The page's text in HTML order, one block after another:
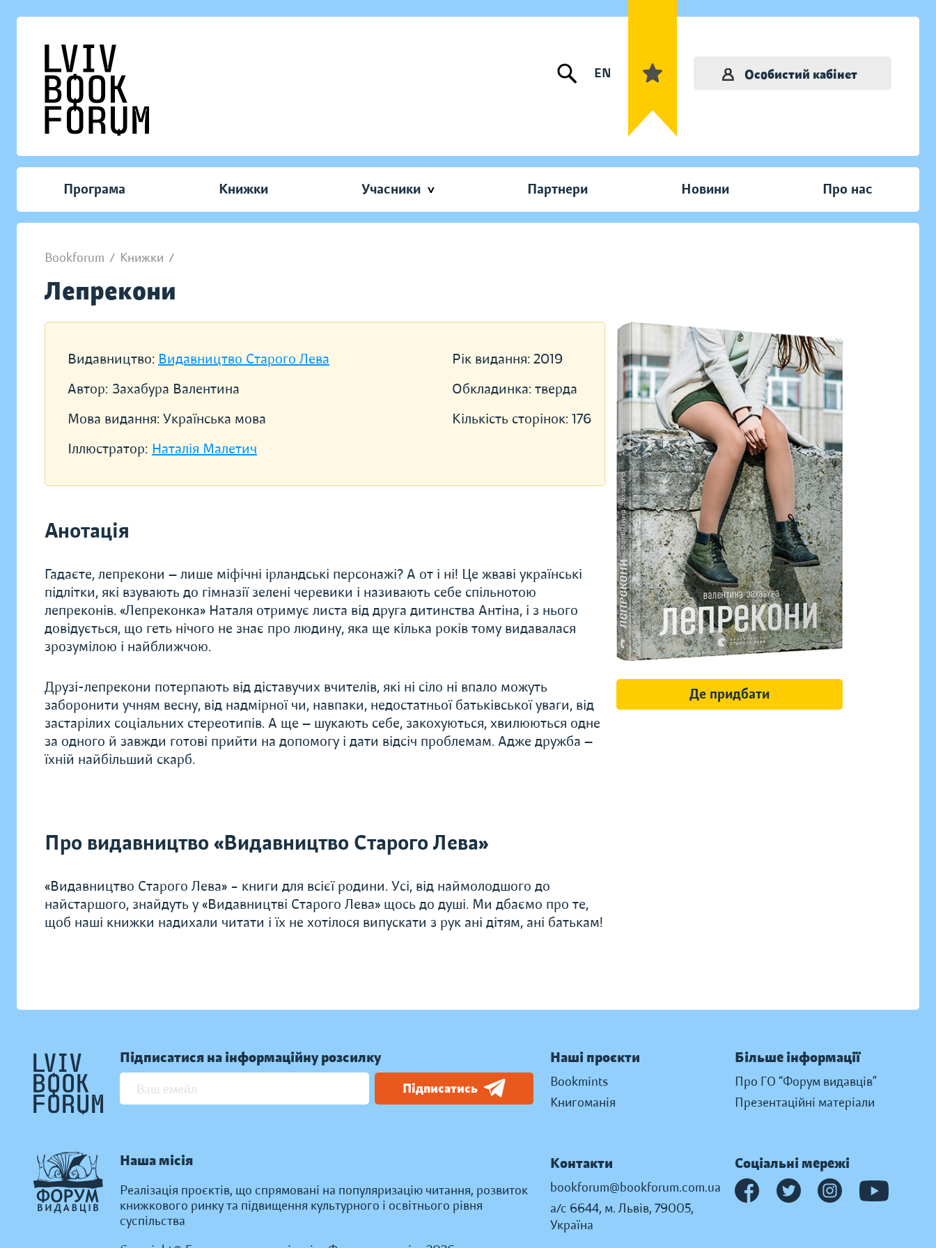
EN Особистий кабінет
Програма Книжки Учасники Партнери Новини Про нас
Bookforum / Книжки /
Лепрекони
Видавництво: Видавництво Старого Лева
Автор: Захабура Валентина
Мова видання: Українська мова
Іллюстратор: Наталія Малетич
Рік видання: 2019
Обкладинка: тверда
Кількість сторінок: 176
Анотація
Гадаєте, лепрекони — лише міфічні ірландські персонажі? А от і ні! Це жваві українські
підлітки, які взувають до гімназії зелені черевики і називають себе спільнотою
лепреконів. «Лепреконка» Наталя отримує листа від друга дитинства Антіна, і з нього
довідується, що геть нічого не знає про людину, яка ще кілька років тому видавалася
зрозумілою і найближчою.
Друзі-лепрекони потерпають від діставучих вчителів, які ні сі­ло ні впало можуть
заборонити учням весну, від надмірної чи, навпаки, недостатньої батьківської уваги, від
застарілих соціальних стереотипів. А ще — шукають себе, закохуються, хвилюються одне
за одного й завжди готові прийти на допомогу і дати відсіч проблемам. Адже дружба —
їхній найбільший скарб.
Про видавництво «Видавництво Старого Лева»
«Видавництво Старого Лева» – книги для всієї родини. Усі, від наймолодшого до
найстаршого, знайдуть у «Видавництві Старого Лева» щось до душі. Ми дбаємо про те,
щоб наші книжки надихали читати і їх не хотілося випускати з рук ані дітям, ані батькам!
Де придбати
Підписатися на інформаційну розсилку
Підписатись
Наша місія
Реалізація проєктів, що спрямовані на популяризацію читання, розвиток
книжкового ринку та підвищення культурного і освітнього рівня
суспільства
Наші проєкти
Bookmints
Книгоманія
Більше інформації
Про ГО “Форум видавців”
Презентаційні матеріали
Контакти
bookforum@bookforum.com.ua
а/с 6644, м. Львів, 79005,
Україна
Соціальні мережі